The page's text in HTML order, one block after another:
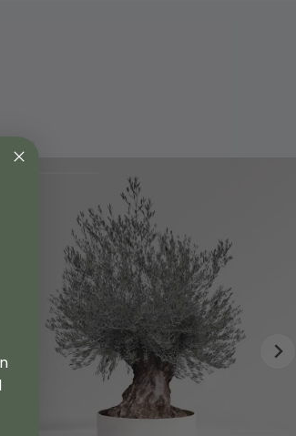
ätbara fikon
ett långsiktigt val för dig
och
breddgrader. Vill du
kring placering är